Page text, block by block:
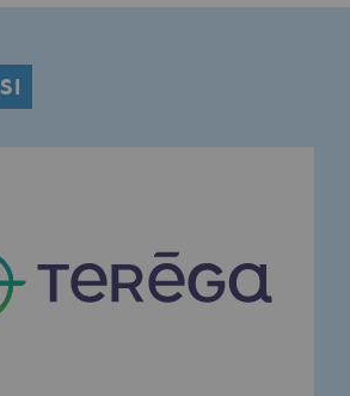
environnementale
environnementale